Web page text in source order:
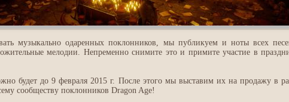
музыкально одаренных поклонников, мы публикуем и ноты всех
мелодии. Непременно снимите это и примите участие в
будет до 9 февраля 2015 г. После этого мы выставим их на продажу в
сообществу поклонников Dragon Age!